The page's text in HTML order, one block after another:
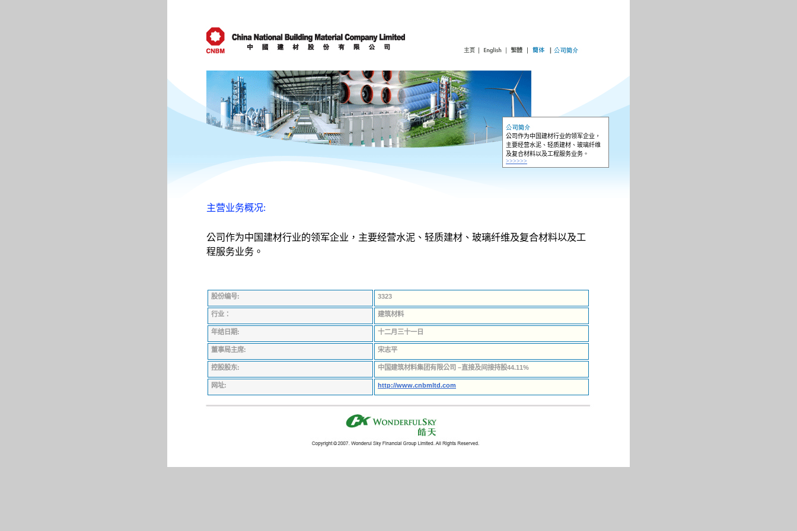
公司作为中国建材行业的领军企业，
主要经营水泥、轻质建材、玻璃纤维
及复合材料以及工程服务业务。
>>>>>>
主营业务概况:
公司作为中国建材行业的领军企业，主要经营水泥、轻质建材、玻璃纤维及复合材料以及工
程服务业务。
股份编号: 3323
行业： 建筑材料
年结日期: 十二月三十一日
董事局主席: 宋志平
控股股东: 中国建筑材料集团有限公司 –直接及间接持股44.11%
网址: http://www.cnbmltd.com